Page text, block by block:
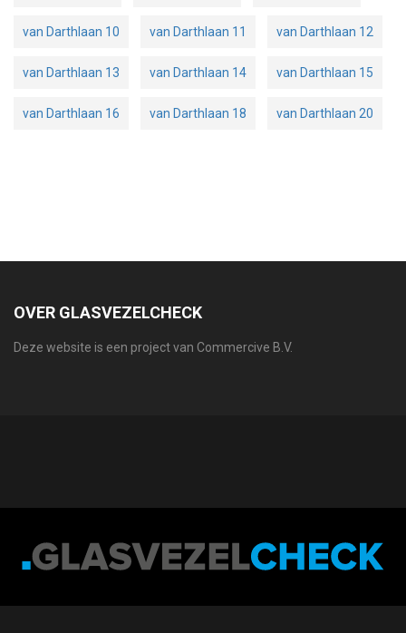
van Darthlaan 10 van Darthlaan 11 van Darthlaan 12
van Darthlaan 13 van Darthlaan 14 van Darthlaan 15
van Darthlaan 16 van Darthlaan 18 van Darthlaan 20
OVER GLASVEZELCHECK
Deze website is een project van Commercive B.V.